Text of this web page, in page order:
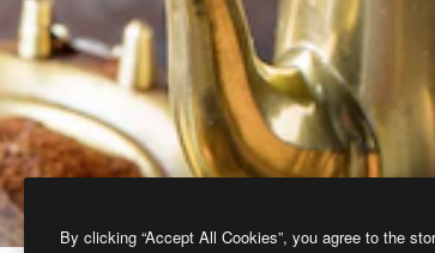
By clicking “Accept All Cookies”, you agree to the